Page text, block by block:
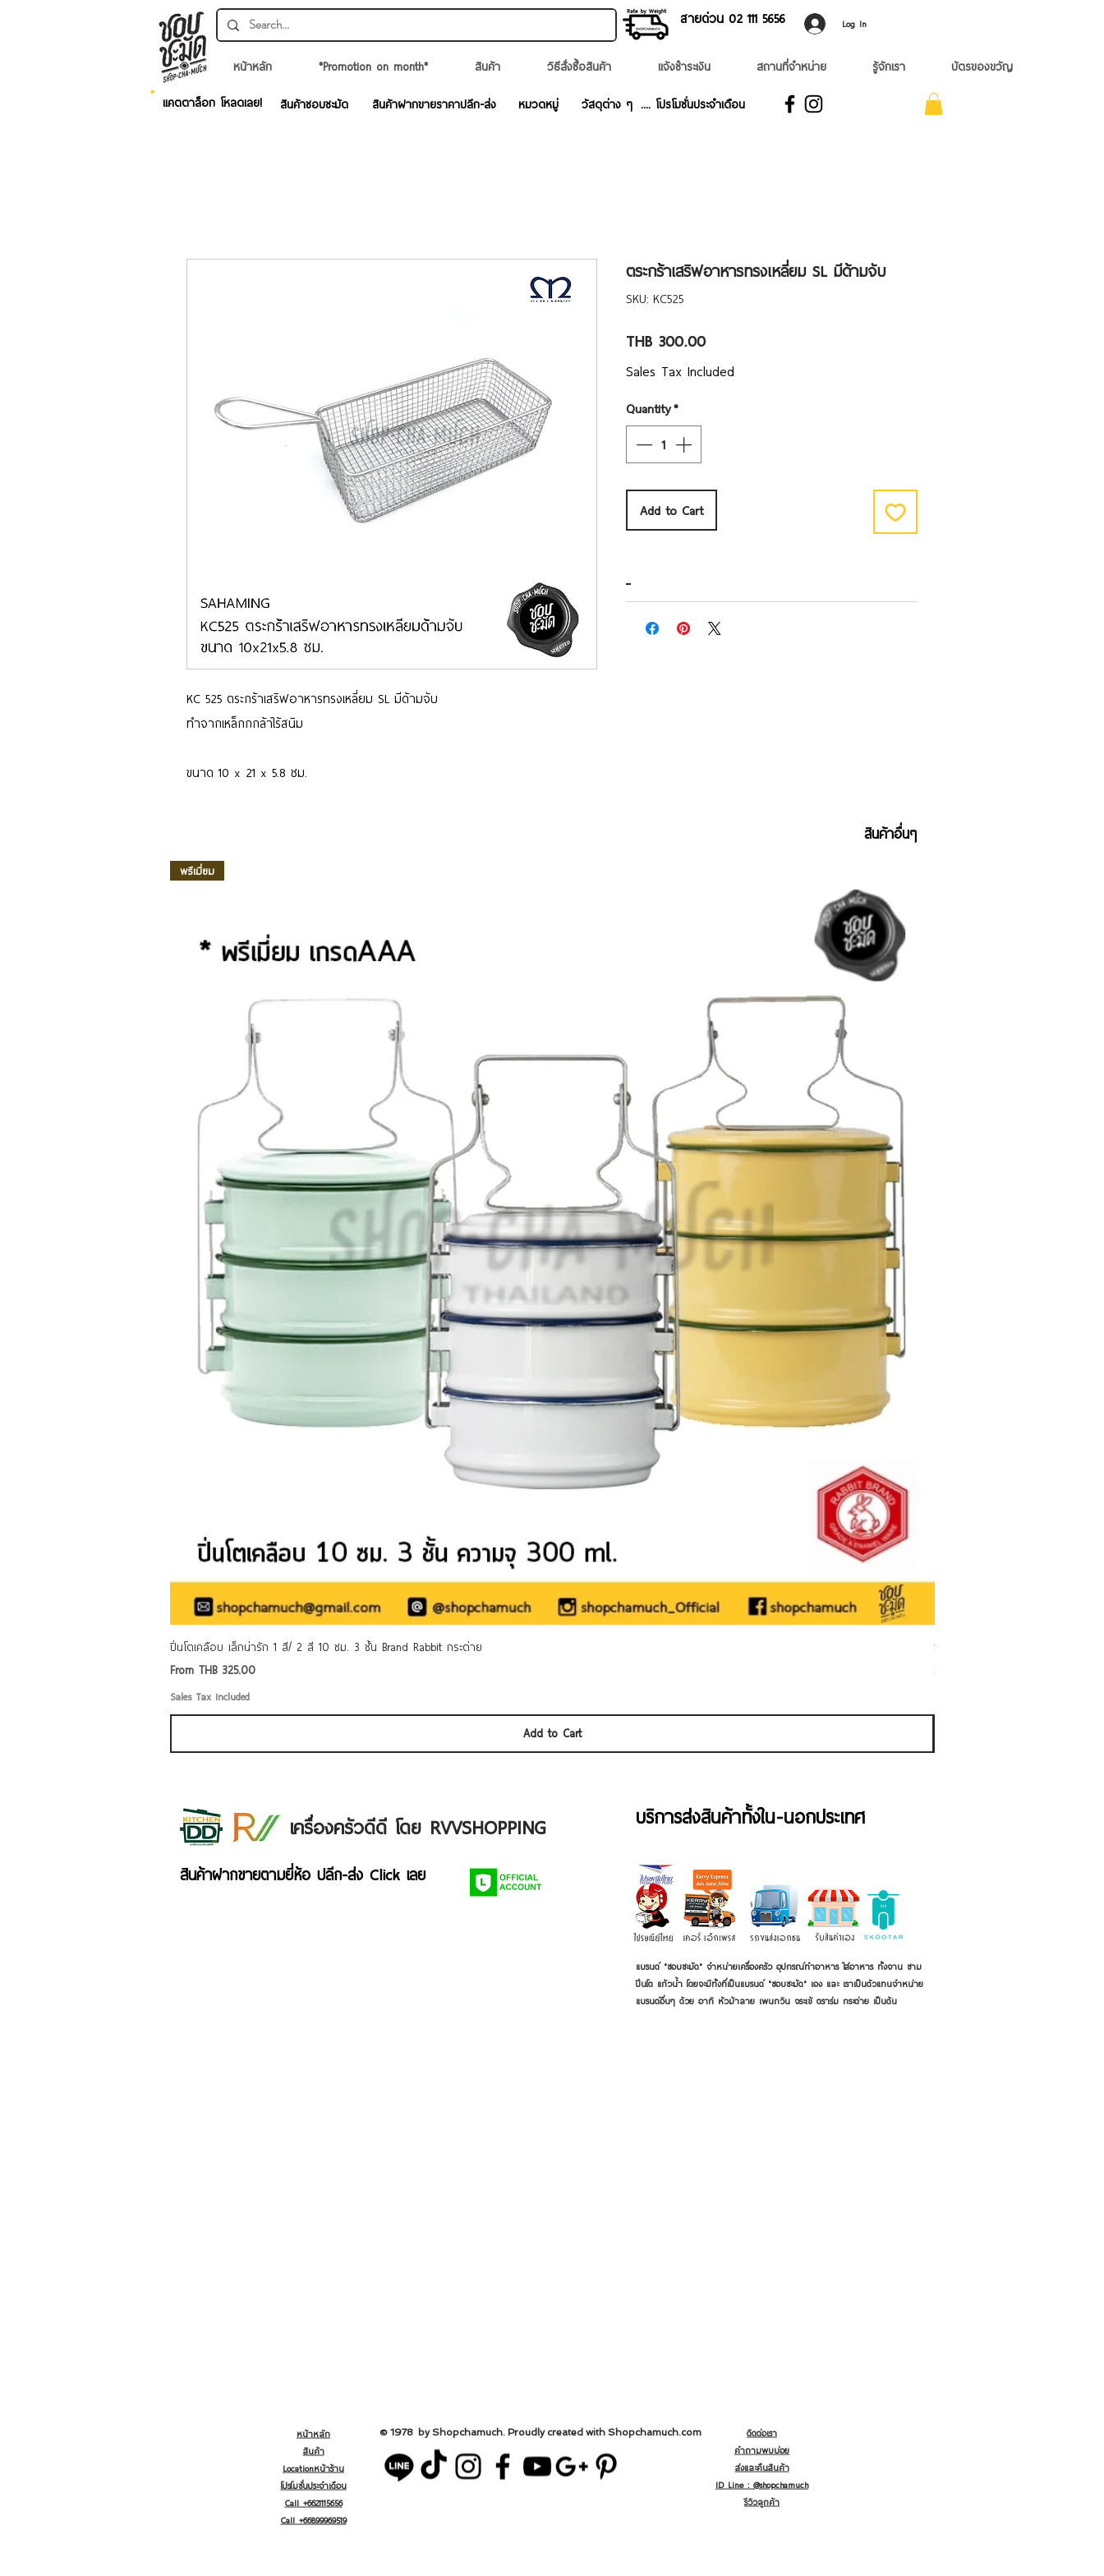
สายด่วน 02 ​111 5656 Log In
หน้าหลัก *Promotion on month* สินค้า วิธีสั่งซื้อสินค้า แจ้งชำระเงิน สถานที่จำหน่าย รู้จักเรา บัตรของขวัญ
สินค้าชอบชะมัด สินค้าฝากขายราคาปลีก-ส่ง หมวดหมู่ วัสดุต่าง ๆ .... โปรโมชั่นประจำเดือน
แคตตาล็อก โหลดเลย!
KC 525 ตระกร้าเสริฟอาหารทรงเหลี่ยม SL มีด้ามจับ
ทำจากเหล็กกกล้าไร้สนิม
ขนาด 10 x 21 x 5.8 ซม.
ตระกร้าเสริฟอาหารทรงเหลี่ยม SL มีด้ามจับ
SKU: KC525
THB 300.00Price
Sales Tax Included
Quantity*
Add to Cart
สินค้าอื่นๆ
พรีเมี่ยม
ปิ่นโตเคลือบ เล็กน่ารัก 1 สี/ 2 สี 10 ซม. 3 ชั้น Brand Rabbit กระต่าย
From THB 325.00
Sale Price
Sales Tax Included
Add to Cart
ชามเคลือบ Enamel Food grade ล
เครื่องครัวดีดี โดย RVVSHOPPING
สินค้าฝากขายตามยี่ห้อ ปลีก-ส่ง Click เลย
บริการส่งสินค้าทั้งใน-นอกประเทศ
แบรนด์ "ชอบชะมัด" จำหน่ายเครื่องครัว อุปกรณ์ทำอาหาร ใส่อาหาร ทั้งจาน ชาม
ปิ่นโต แก้วน้ำ โดยจะมีทั้งที่เป็นแบรนด์ "ชอบชะมัด" เอง และ เราเป็นตัวแทนจำหน่าย
แบรนด์อื่นๆ ด้วย อาทิ หัวม้าลาย เพนกวิน จระเข้ ตราร่ม กระต่าย เป็นต้น
หน้าหลัก
สินค้า
Locationหน้าร้าน
โปรโมชั่นประจำเดือน
Call +6621115656
Call +66899969519
ติดต่อเรา
คำถามพบบ่อย
ส่งและคืนสินค้า
ID Line : @shopchamuch
รีวิวลูกค้า
© 1978 by Shopchamuch. Proudly created with Shopchamuch.com